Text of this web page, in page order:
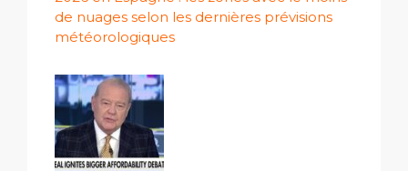
de nuages ​​selon les dernières prévisions
météorologiques